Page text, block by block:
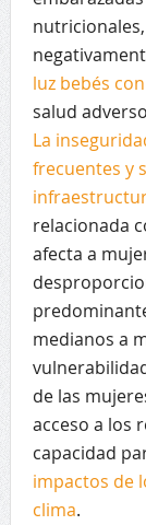
luz bebés
salud
La
frecuentes y
relacionada
afecta a
medianos a
de las
acceso a los
capacidad
impactos de
clima.